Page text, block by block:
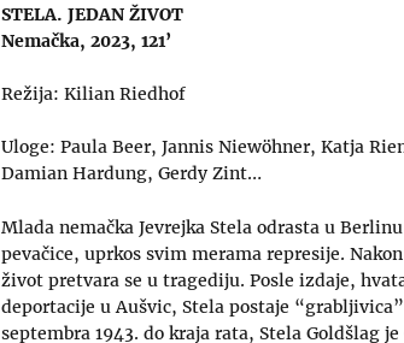
STELA. JEDAN ŽIVOT
Nemačka, 2023, 121’
Režija: Kilian Riedhof
Uloge: Paula Beer, Jannis Niewöhner, Katja
Damian Hardung, Gerdy Zint…
Mlada nemačka Jevrejka Stela odrasta u
pevačice, uprkos svim merama represije.
život pretvara se u tragediju. Posle izdaje,
deportacije u Aušvic, Stela postaje
septembra 1943. do kraja rata, Stela Goldšlag